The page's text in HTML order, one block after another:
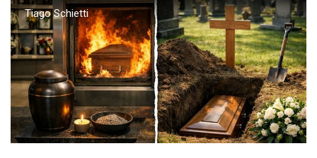
Tiago Schietti